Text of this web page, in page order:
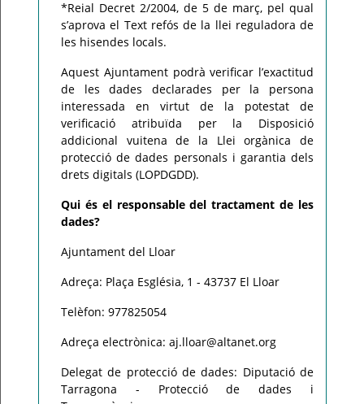
*Reial Decret 2/2004, de 5 de març, pel qual
s’aprova el Text refós de la llei reguladora de
les hisendes locals.
Aquest Ajuntament podrà verificar l’exactitud
de les dades declarades per la persona
interessada en virtut de la potestat de
verificació atribuïda per la Disposició
addicional vuitena de la Llei orgànica de
protecció de dades personals i garantia dels
drets digitals (LOPDGDD).
Qui és el responsable del tractament de les
dades?
Ajuntament del Lloar
Adreça: Plaça Església, 1 - 43737 El Lloar
Telèfon: 977825054
Adreça electrònica: aj.lloar@altanet.org
Delegat de protecció de dades: Diputació de
Tarragona - Protecció de dades i